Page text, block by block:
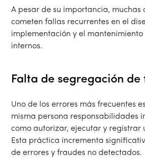
A pesar de su importancia, muchas
cometen fallas recurrentes en el
implementación y el mantenimiento
internos.
Falta de segregación de
Uno de los errores más frecuentes
misma persona responsabilidades
como autorizar, ejecutar y registrar
Esta práctica incrementa
de errores y fraudes no detectados.